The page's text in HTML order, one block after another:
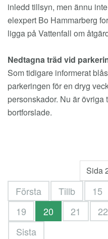
inledd tillsyn, men ännu
elexpert Bo Hammarberg
ligga på Vattenfall om
Nedtagna träd vid
Som tidigare informerat
parkeringen för en dryg
personskador. Nu är
bortforslade.
Sida
Första Tillb 15
19
20 21 22
Sista